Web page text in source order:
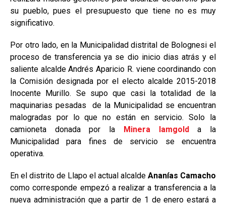
su pueblo, pues el presupuesto que tiene no es muy
significativo.
Por otro lado, en la Municipalidad distrital de Bolognesi el
proceso de transferencia ya se dio inicio dias atrás y el
saliente alcalde Andrés Aparicio R. viene coordinando con
la Comisión designada por el electo alcalde 2015-2018
Inocente Murillo. Se supo que casi la totalidad de la
maquinarias pesadas de la Municipalidad se encuentran
malogradas por lo que no están en servicio. Solo la
camioneta donada por la Minera Iamgold
a la
Municipalidad para fines de servicio se encuentra
operativa.
En el distrito de Llapo el actual alcalde Ananías Camacho
como corresponde empezó a realizar a transferencia a la
nueva administración que a partir de 1 de enero estará a